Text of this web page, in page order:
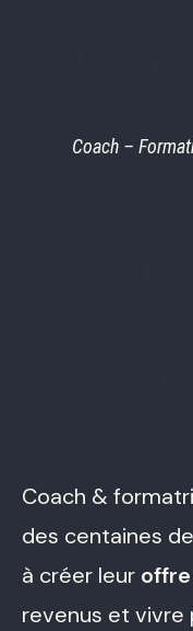
Coach –
Coach &
des centaines
à créer leur
revenus et vivre